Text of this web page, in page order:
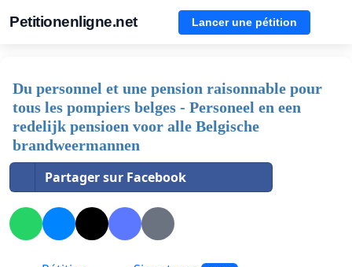
Petitionenligne.net Lancer une pétition
Du personnel et une pension raisonnable pour
tous les pompiers belges - Personeel en een
redelijk pensioen voor alle Belgische
brandweermannen
Partager sur Facebook